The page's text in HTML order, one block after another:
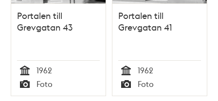
Portalen till
Grevgatan 43
Tid
1962
Typ
Foto
Portalen till
Grevgatan 41
Tid
1962
Typ
Foto